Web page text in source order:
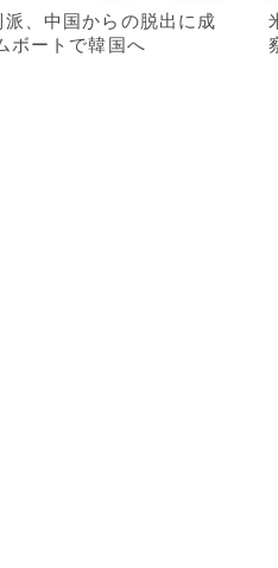
派、中国からの脱出に成
ボートで韓国へ